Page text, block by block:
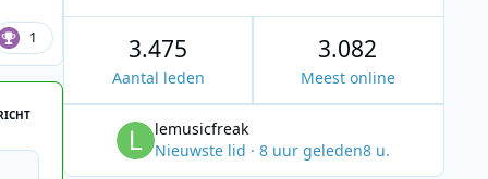
1 3.475
Aantal leden
3.082
Meest online
lemusicfreak
Nieuwste lid ·8 uur geleden8 u.